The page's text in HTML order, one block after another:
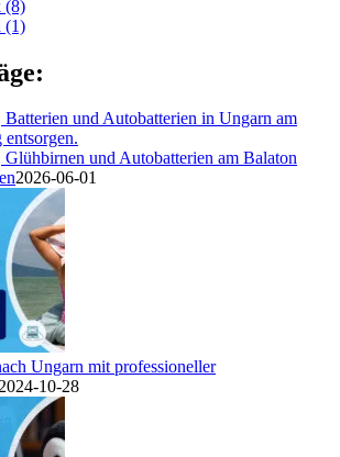
(8)
(1)
und Autobatterien am Balaton
2026-06-01
Ungarn mit professioneller
10-28